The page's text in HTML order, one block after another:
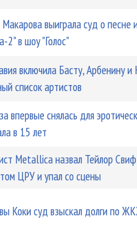
выиграла суд о песне
2" в шоу "Голос"
включила Басту, Арбенину и
список артистов
впервые снялась для
в 15 лет
Metallica назвал Тейлор
ЦРУ и упал со сцены
Коки суд взыскал долги по